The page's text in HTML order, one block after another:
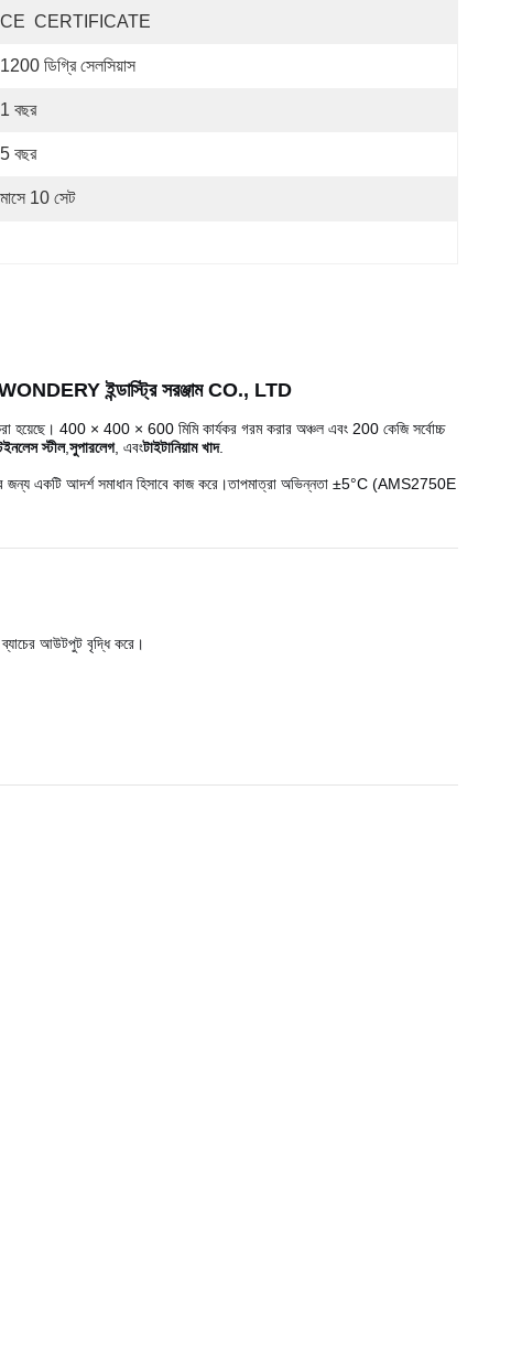
CE  CERTIFICATE
1200 ডিগ্রি সেলসিয়াস
1 বছর
5 বছর
মাসে 10 সেট
WONDERY ইন্ডাস্ট্রি সরঞ্জাম CO., LTD
করা হয়েছে। 400 × 400 × 600 মিমি কার্যকর গরম করার অঞ্চল এবং 200 কেজি সর্বোচ্চ
স্টীল,সুপারলেগ, এবংটাইটানিয়াম খাদ.
জন্য একটি আদর্শ সমাধান হিসাবে কাজ করে।তাপমাত্রা অভিন্নতা ±5°C (AMS2750E
আউটপুট বৃদ্ধি করে।